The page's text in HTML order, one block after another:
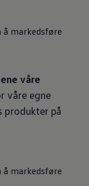
å markedsføre
våre
våre egne
produkter på
å markedsføre